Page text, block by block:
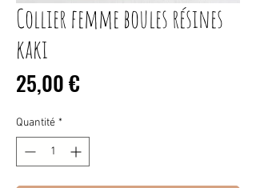
Collier femme boules résines
kaki
25,00 €
Quantité *